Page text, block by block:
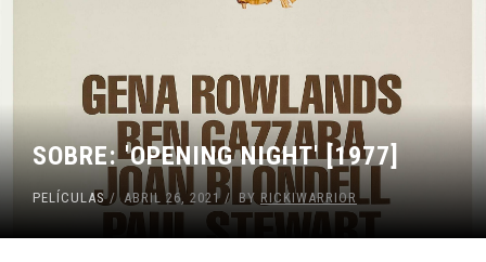
SOBRE: 'OPENING NIGHT' [1977]
PELÍCULAS ABRIL 26, 2021 BY RICKIWARRIOR